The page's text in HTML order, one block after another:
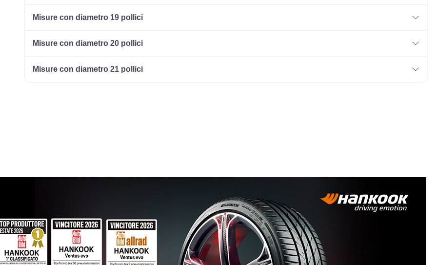
195/60 R14 86T M+S
185/70 R14 88T M+S Disponibile
Misure con diametro 19 pollici
Misure con diametro 20 pollici
Misure con diametro 21 pollici